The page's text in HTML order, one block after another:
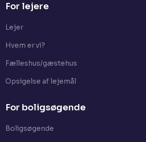
For lejere
Lejer​
Hvem er vi?
Fælleshus/gæstehus
Opsigelse af lejemål
For boligsøgende
Boligsøgende